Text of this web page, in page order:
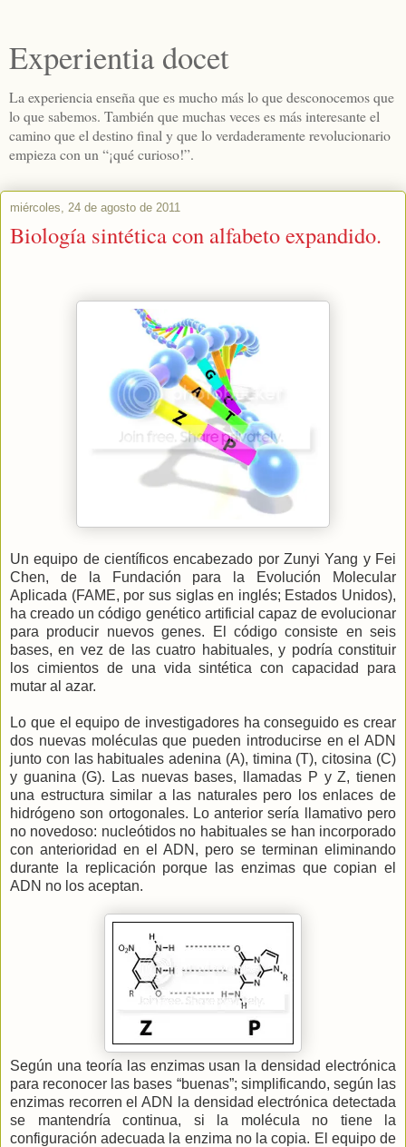
Experientia docet
La experiencia enseña que es mucho más lo que desconocemos que
lo que sabemos. También que muchas veces es más interesante el
camino que el destino final y que lo verdaderamente revolucionario
empieza con un “¡qué curioso!”.
miércoles, 24 de agosto de 2011
Biología sintética con alfabeto expandido.
Un equipo de científicos encabezado por Zunyi Yang y Fei
Chen, de la Fundación para la Evolución Molecular
Aplicada (FAME, por sus siglas en inglés; Estados Unidos),
ha creado un código genético artificial capaz de evolucionar
para producir nuevos genes. El código consiste en seis
bases, en vez de las cuatro habituales, y podría constituir
los cimientos de una vida sintética con capacidad para
mutar al azar.
Lo que el equipo de investigadores ha conseguido es crear
dos nuevas moléculas que pueden introducirse en el ADN
junto con las habituales adenina (A), timina (T), citosina (C)
y guanina (G). Las nuevas bases, llamadas P y Z, tienen
una estructura similar a las naturales pero los enlaces de
hidrógeno son ortogonales. Lo anterior sería llamativo pero
no novedoso: nucleótidos no habituales se han incorporado
con anterioridad en el ADN, pero se terminan eliminando
durante la replicación porque las enzimas que copian el
ADN no los aceptan.
Según una teoría las enzimas usan la densidad electrónica
para reconocer las bases “buenas”; simplificando, según las
enzimas recorren el ADN la densidad electrónica detectada
se mantendría continua, si la molécula no tiene la
configuración adecuada la enzima no la copia. El equipo de